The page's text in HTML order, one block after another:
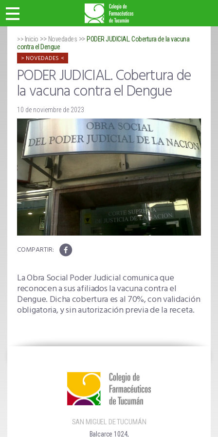
>> Inicio >> Novedades >> PODER JUDICIAL. Cobertura de la vacuna
contra el Dengue
NOVEDADES
PODER JUDICIAL. Cobertura de
la vacuna contra el Dengue
10 de noviembre de 2023
La Obra Social Poder Judicial comunica que
reconocen a sus afiliados la vacuna contra el
Dengue. Dicha cobertura es al 70%, con validación
obligatoria, y sin autorización previa de la receta.
SAN MIGUEL DE TUCUMÁN
Balcarce 1024,